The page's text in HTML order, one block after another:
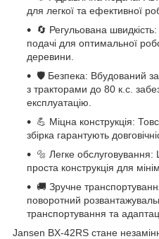
для легкої та ефективної
🔄 Регульована
подачі для оптимальної
деревини.
🛡️ Безпека: Вбудований
з тракторами до 80 к.с.
експлуатацію.
💪 Міцна конструкція:
збірка гарантують
🔩 Легке обслуговування:
проста конструкція для
🚚 Зручне
поворотний
транспортування та
Jansen BX-42RS стане